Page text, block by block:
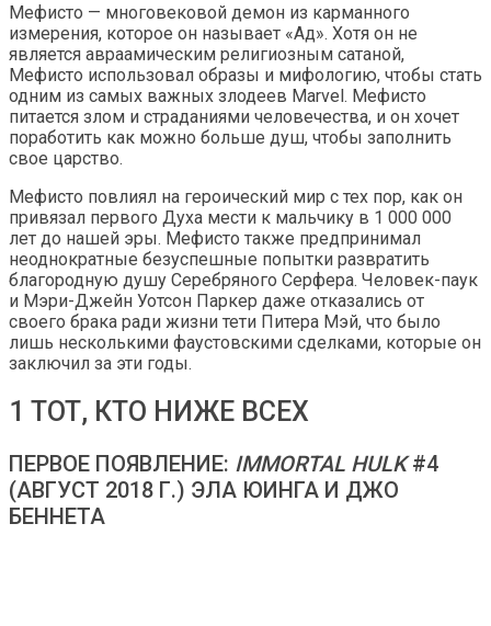
Мефисто — многовековой демон из карманного
измерения, которое он называет «Ад». Хотя он не
является авраамическим религиозным сатаной,
Мефисто использовал образы и мифологию, чтобы стать
одним из самых важных злодеев Marvel. Мефисто
питается злом и страданиями человечества, и он хочет
поработить как можно больше душ, чтобы заполнить
свое царство.
Мефисто повлиял на героический мир с тех пор, как он
привязал первого Духа мести к мальчику в 1 000 000
лет до нашей эры. Мефисто также предпринимал
неоднократные безуспешные попытки развратить
благородную душу Серебряного Серфера. Человек-паук
и Мэри-Джейн Уотсон Паркер даже отказались от
своего брака ради жизни тети Питера Мэй, что было
лишь несколькими фаустовскими сделками, которые он
заключил за эти годы.
1 ТОТ, КТО НИЖЕ ВСЕХ
ПЕРВОЕ ПОЯВЛЕНИЕ: IMMORTAL HULK#4
(АВГУСТ 2018 Г.) ЭЛА ЮИНГА И ДЖО
БЕННЕТА